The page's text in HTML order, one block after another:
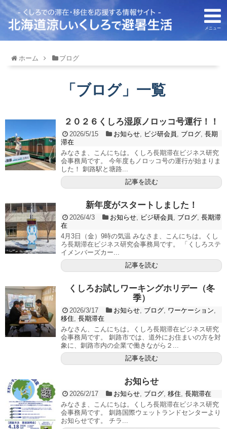
メニュー
ホーム ブログ
「 ブログ」 一覧
２０２６くしろ湿原ノロッコ号運行！！
2026/5/15 お知らせ, ビジ研会員 , ブログ, 長期
滞在
みなさま、こんにちは。くしろ長期滞在ビジネス研究
会事務局です。 今年度もノロッコ号の運行が始まりま
した！ 釧路駅と塘路...
記事を読む
新年度がスタートしました！
2026/4/3 お知らせ, ビジ研会員 , ブログ, 長期滞
在
4月3日（金）9時の気温 みなさま、こんにちは。くし
ろ長期滞在ビジネス研究会事務局です。 「くしろステ
イメンバーズカー...
記事を読む
くしろお試しワーキングホリデー（冬
季）
2026/3/17 お知らせ, ブログ, ワーケーション,
移住, 長期滞在
みなさん、こんにちは。くしろ長期滞在ビジネス研究
会事務局です。 釧路市では、道外にお住まいの方を対
象に、釧路市内の企業で働きながら２...
記事を読む
お知らせ
2026/2/17 お知らせ, ブログ, 移住, 長期滞在
みなさま、こんにちは。くしろ長期滞在ビジネス研究
会事務局です。 釧路国際ウェットランドセンターより
お知らせです。 チラ...